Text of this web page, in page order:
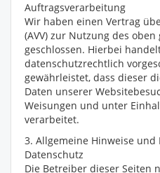
Auftragsverarbeitung
Wir haben einen Vertrag
(AVV) zur Nutzung des
geschlossen. Hierbei
datenschutzrechtlich
gewährleistet, dass dieser
Daten unserer
Weisungen und unter
verarbeitet.
3. Allgemeine Hinweise
Datenschutz
Die Betreiber dieser Seiten